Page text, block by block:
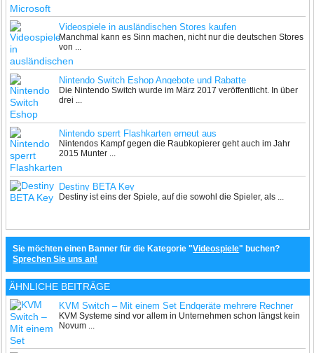
Videospiele in ausländischen Stores kaufen
Manchmal kann es Sinn machen, nicht nur die deutschen Stores
von ...
Nintendo Switch Eshop Angebote und Rabatte
Die Nintendo Switch wurde im März 2017 veröffentlicht. In über
drei ...
Nintendo sperrt Flashkarten erneut aus
Nintendos Kampf gegen die Raubkopierer geht auch im Jahr
2015 Munter ...
Destiny BETA Key
Destiny ist eins der Spiele, auf die sowohl die Spieler, als ...
Sie möchten einen Banner für die Kategorie "Videospiele" buchen?
Sprechen Sie uns an!
ÄHNLICHE BEITRÄGE
KVM Switch – Mit einem Set Endgeräte mehrere Rechner
bedienen
KVM Systeme sind vor allem in Unternehmen schon längst kein
Novum ...